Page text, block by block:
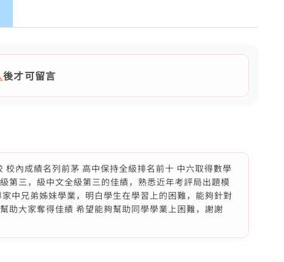
後才可留言
內成績名列前茅 高中保持全級排名前十 中六取得數學
第三，級中文全級第三的佳績，熟悉近年考評局出題模
中兄弟姊妹學業，明白學生在學習上的困難，能夠針對
助大家奪得佳績 希望能夠幫助同學學業上困難，謝謝